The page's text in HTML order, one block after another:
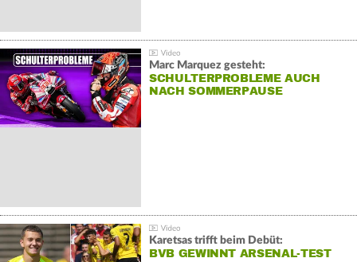
Marc Marquez gesteht:
SCHULTERPROBLEME AUCH
NACH SOMMERPAUSE
Karetsas trifft beim Debüt:
BVB GEWINNT ARSENAL-TEST